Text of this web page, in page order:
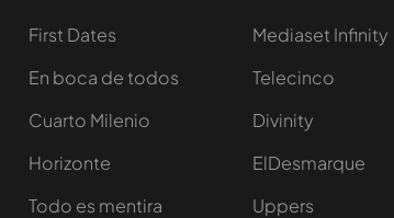
First Dates
En boca de todos
Cuarto Milenio
Horizonte
Todo es mentira
Mediaset Infinity
Telecinco
Divinity
ElDesmarque
Uppers